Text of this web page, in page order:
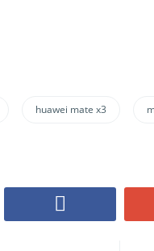
huawei mate x3